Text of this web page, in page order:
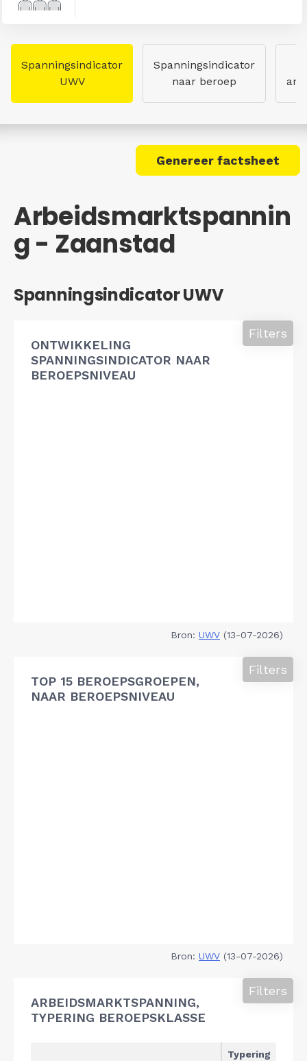
Spanningsindicator
UWV
Spanningsindicator
naar beroep
Genereer factsheet
Arbeidsmarktspannin
g - Zaanstad
Spanningsindicator UWV
ONTWIKKELING
SPANNINGSINDICATOR NAAR
BEROEPSNIVEAU
Filters
Bron: UWV (13-07-2026)
TOP 15 BEROEPSGROEPEN,
NAAR BEROEPSNIVEAU
Filters
Bron: UWV (13-07-2026)
ARBEIDSMARKTSPANNING,
TYPERING BEROEPSKLASSE
Filters